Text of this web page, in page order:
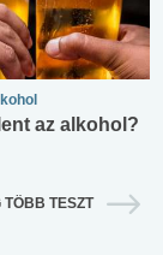
az alkohol?
TÖBB TESZT